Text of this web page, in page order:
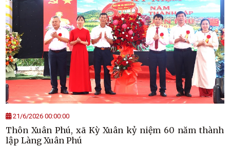
21/6/2026 00:00:00
Thôn Xuân Phú, xã Kỳ Xuân kỷ niệm 60 năm thành
lập Làng Xuân Phú